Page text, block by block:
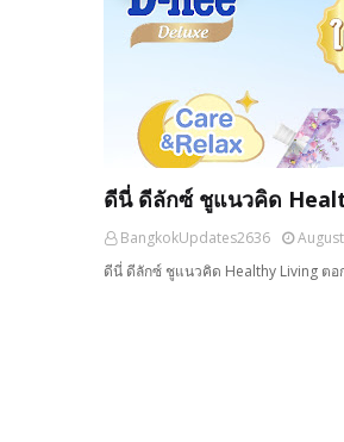
ดีนี่ ดีลักซ์ ชูแนวคิด
BangkokUpdates2636
ดีนี่ ดีลักซ์ ชูแนวคิด Healthy Living ต